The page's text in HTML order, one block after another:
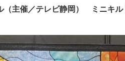
主催／テレビ静岡） ミニキル